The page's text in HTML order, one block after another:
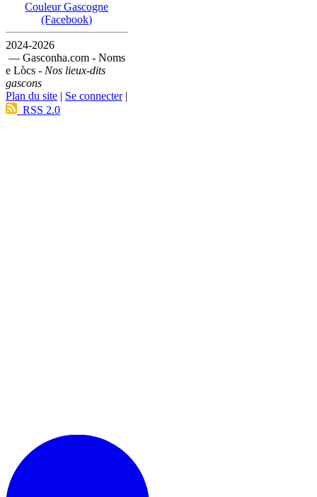
Couleur Gascogne
(Facebook)
2024-2026
— Gasconha.com - Noms
e Lòcs - Nos lieux-dits
gascons
Plan du site | Se connecter|
RSS 2.0